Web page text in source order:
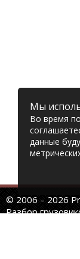
© 2006 – 2026
Разбор
Мы
Во время
данные